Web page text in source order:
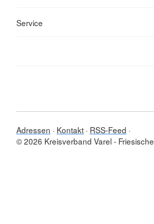
Service
Adressen Kontakt RSS-Feed
© 2026 Kreisverband Varel - Friesische